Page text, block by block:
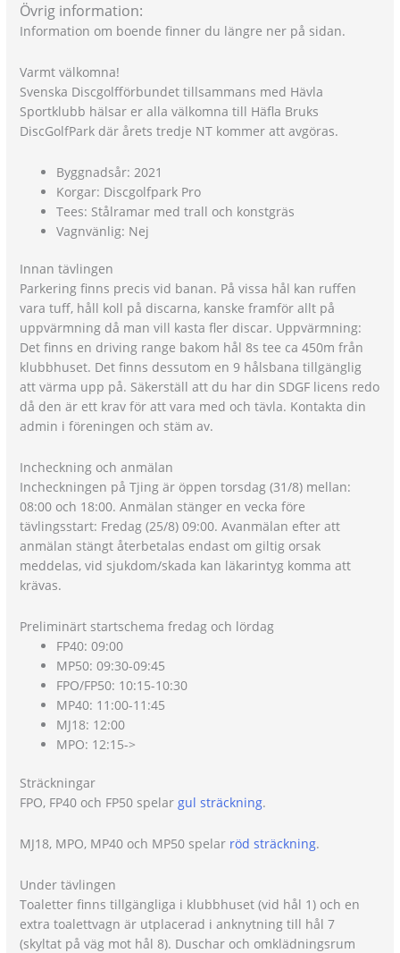
Övrig information:
Information om boende finner du längre ner på sidan.
Varmt välkomna!
Svenska Discgolfförbundet tillsammans med Hävla
Sportklubb hälsar er alla välkomna till Häfla Bruks
DiscGolfPark där årets tredje NT kommer att avgöras.
Byggnadsår: 2021
Korgar: Discgolfpark Pro
Tees: Stålramar med trall och konstgräs
Vagnvänlig: Nej
Innan tävlingen
Parkering finns precis vid banan. På vissa hål kan ruffen
vara tuff, håll koll på discarna, kanske framför allt på
uppvärmning då man vill kasta fler discar. Uppvärmning:
Det finns en driving range bakom hål 8s tee ca 450m från
klubbhuset. Det finns dessutom en 9 hålsbana tillgänglig
att värma upp på. Säkerställ att du har din SDGF licens redo
då den är ett krav för att vara med och tävla. Kontakta din
admin i föreningen och stäm av.
Incheckning och anmälan
Incheckningen på Tjing är öppen torsdag (31/8) mellan:
08:00 och 18:00. Anmälan stänger en vecka före
tävlingsstart: Fredag (25/8) 09:00. Avanmälan efter att
anmälan stängt återbetalas endast om giltig orsak
meddelas, vid sjukdom/skada kan läkarintyg komma att
krävas.
Preliminärt startschema fredag och lördag
FP40: 09:00
MP50: 09:30-09:45
FPO/FP50: 10:15-10:30
MP40: 11:00-11:45
MJ18: 12:00
MPO: 12:15->
Sträckningar
FPO, FP40 och FP50 spelar gul sträckning.
MJ18, MPO, MP40 och MP50 spelar röd sträckning.
Under tävlingen
Toaletter finns tillgängliga i klubbhuset (vid hål 1) och en
extra toalettvagn är utplacerad i anknytning till hål 7
(skyltat på väg mot hål 8). Duschar och omklädningsrum